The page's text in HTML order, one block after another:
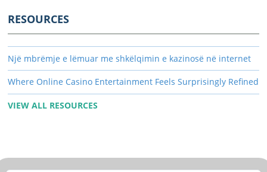
RESOURCES
Një mbrëmje e lëmuar me shkëlqimin e kazinosë në internet
Where Online Casino Entertainment Feels Surprisingly Refined
VIEW ALL RESOURCES